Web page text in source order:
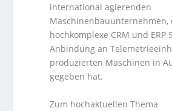
international agierenden
Maschinenbauunternehmen,
hochkomplexe CRM und ERP
Anbindung an
produzierten Maschinen in
gegeben hat.
Zum hochaktuellen Thema